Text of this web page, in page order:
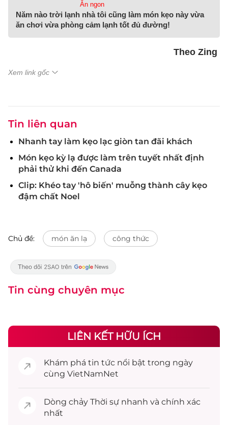
Ăn ngon
Năm nào trời lạnh nhà tôi cũng làm món kẹo này vừa
ăn chơi vừa phòng cảm lạnh tốt đủ đường!
Theo Zing
Xem link gốc
Tin liên quan
Nhanh tay làm kẹo lạc giòn tan đãi khách
Món kẹo kỳ lạ được làm trên tuyết nhất định
phải thử khi đến Canada
Clip: Khéo tay 'hô biến' muỗng thành cây kẹo
đậm chất Noel
Chủ đề: món ăn lạ công thức
Tin cùng chuyên mục
LIÊN KẾT HỮU ÍCH
Khám phá tin tức nổi bật trong ngày
cùng VietNamNet
Dòng chảy Thời sự nhanh và chính xác
nhất